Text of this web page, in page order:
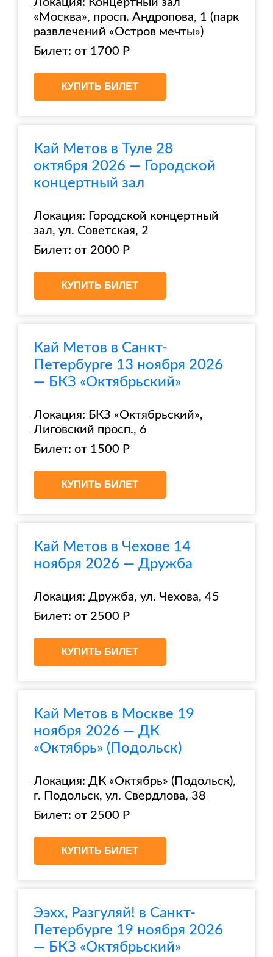
Локация: Концертный зал
«Москва», просп. Андропова, 1 (парк
развлечений «Остров мечты»)
Билет: от 1700 Р
КУПИТЬ БИЛЕТ
Кай Метов в Туле 28
октября 2026 — Городской
концертный зал
Локация: Городской концертный
зал, ул. Советская, 2
Билет: от 2000 Р
КУПИТЬ БИЛЕТ
Кай Метов в Санкт-
Петербурге 13 ноября 2026
— БКЗ «Октябрьский»
Локация: БКЗ «Октябрьский»,
Лиговский просп., 6
Билет: от 1500 Р
КУПИТЬ БИЛЕТ
Кай Метов в Чехове 14
ноября 2026 — Дружба
Локация: Дружба, ул. Чехова, 45
Билет: от 2500 Р
КУПИТЬ БИЛЕТ
Кай Метов в Москве 19
ноября 2026 — ДК
«Октябрь» (Подольск)
Локация: ДК «Октябрь» (Подольск),
г. Подольск, ул. Свердлова, 38
Билет: от 2500 Р
КУПИТЬ БИЛЕТ
Ээхх, Разгуляй! в Санкт-
Петербурге 19 ноября 2026
— БКЗ «Октябрьский»